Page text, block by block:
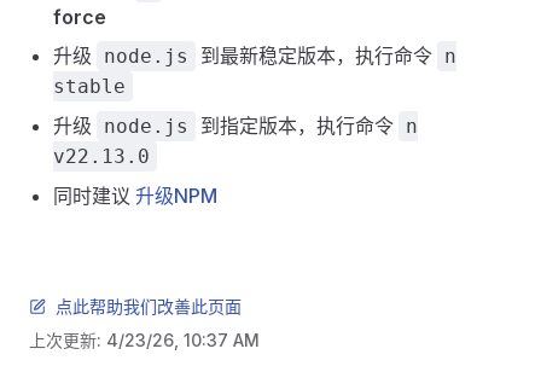
force
升级
node.js 到最新稳定版本，执行命令 n
stable
升级 node.js 到指定版本，执行命令 n
v22.13.0
同时建议 升级NPM
点此帮助我们改善此页面
上次更新: 4/23/26, 10:37 AM